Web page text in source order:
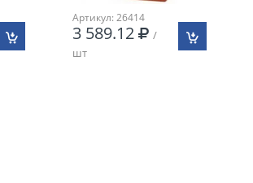
Артикул: 26414
3 589.12
/
шт